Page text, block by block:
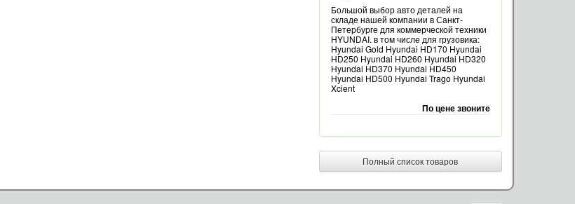
Большой выбор авто деталей на
складе нашей компании в Санкт-
Петербурге для коммерческой техники
HYUNDAI. в том числе для грузовика:
Hyundai Gold Hyundai HD170 Hyundai
HD250 Hyundai HD260 Hyundai HD320
Hyundai HD370 Hyundai HD450
Hyundai HD500 Hyundai Trago Hyundai
Xcient
По цене звоните
Полный список товаров